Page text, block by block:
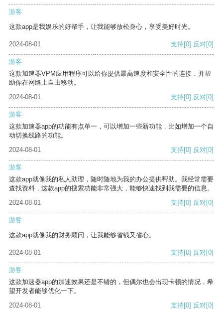
游客
这款app是我娱乐的好帮手，让我能够放松身心，享受美好时光。
2024-08-01 支持[0] 反对[0]
游客
这款加速器VPM应用程序可以给你提供最高速度和安全性的连接，并帮
助你在网络上自由移动。
2024-08-01
支持[0] 反对[0]
游客
这款加速器app的功能有点单一，可以增加一些新功能，比如增加一个自
动切换线路的功能。
2024-08-01
支持[0] 反对[0]
游客
这款app就像我的私人助理，随时随地为我的办公提供帮助。我经常需要
查找资料，这款app的搜索功能非常强大，能够快速找到我需要的信息。
2024-08-01
支持[0] 反对[0]
游客
这款app就像我的财务顾问，让我能够省钱又省心。
2024-08-01 支持[0] 反对[0]
游客
这款加速器app的加速效果还是不错的，但偶尔也会出现卡顿的情况，希
望开发者能够优化一下。
2024-08-01
支持[0] 反对[0]